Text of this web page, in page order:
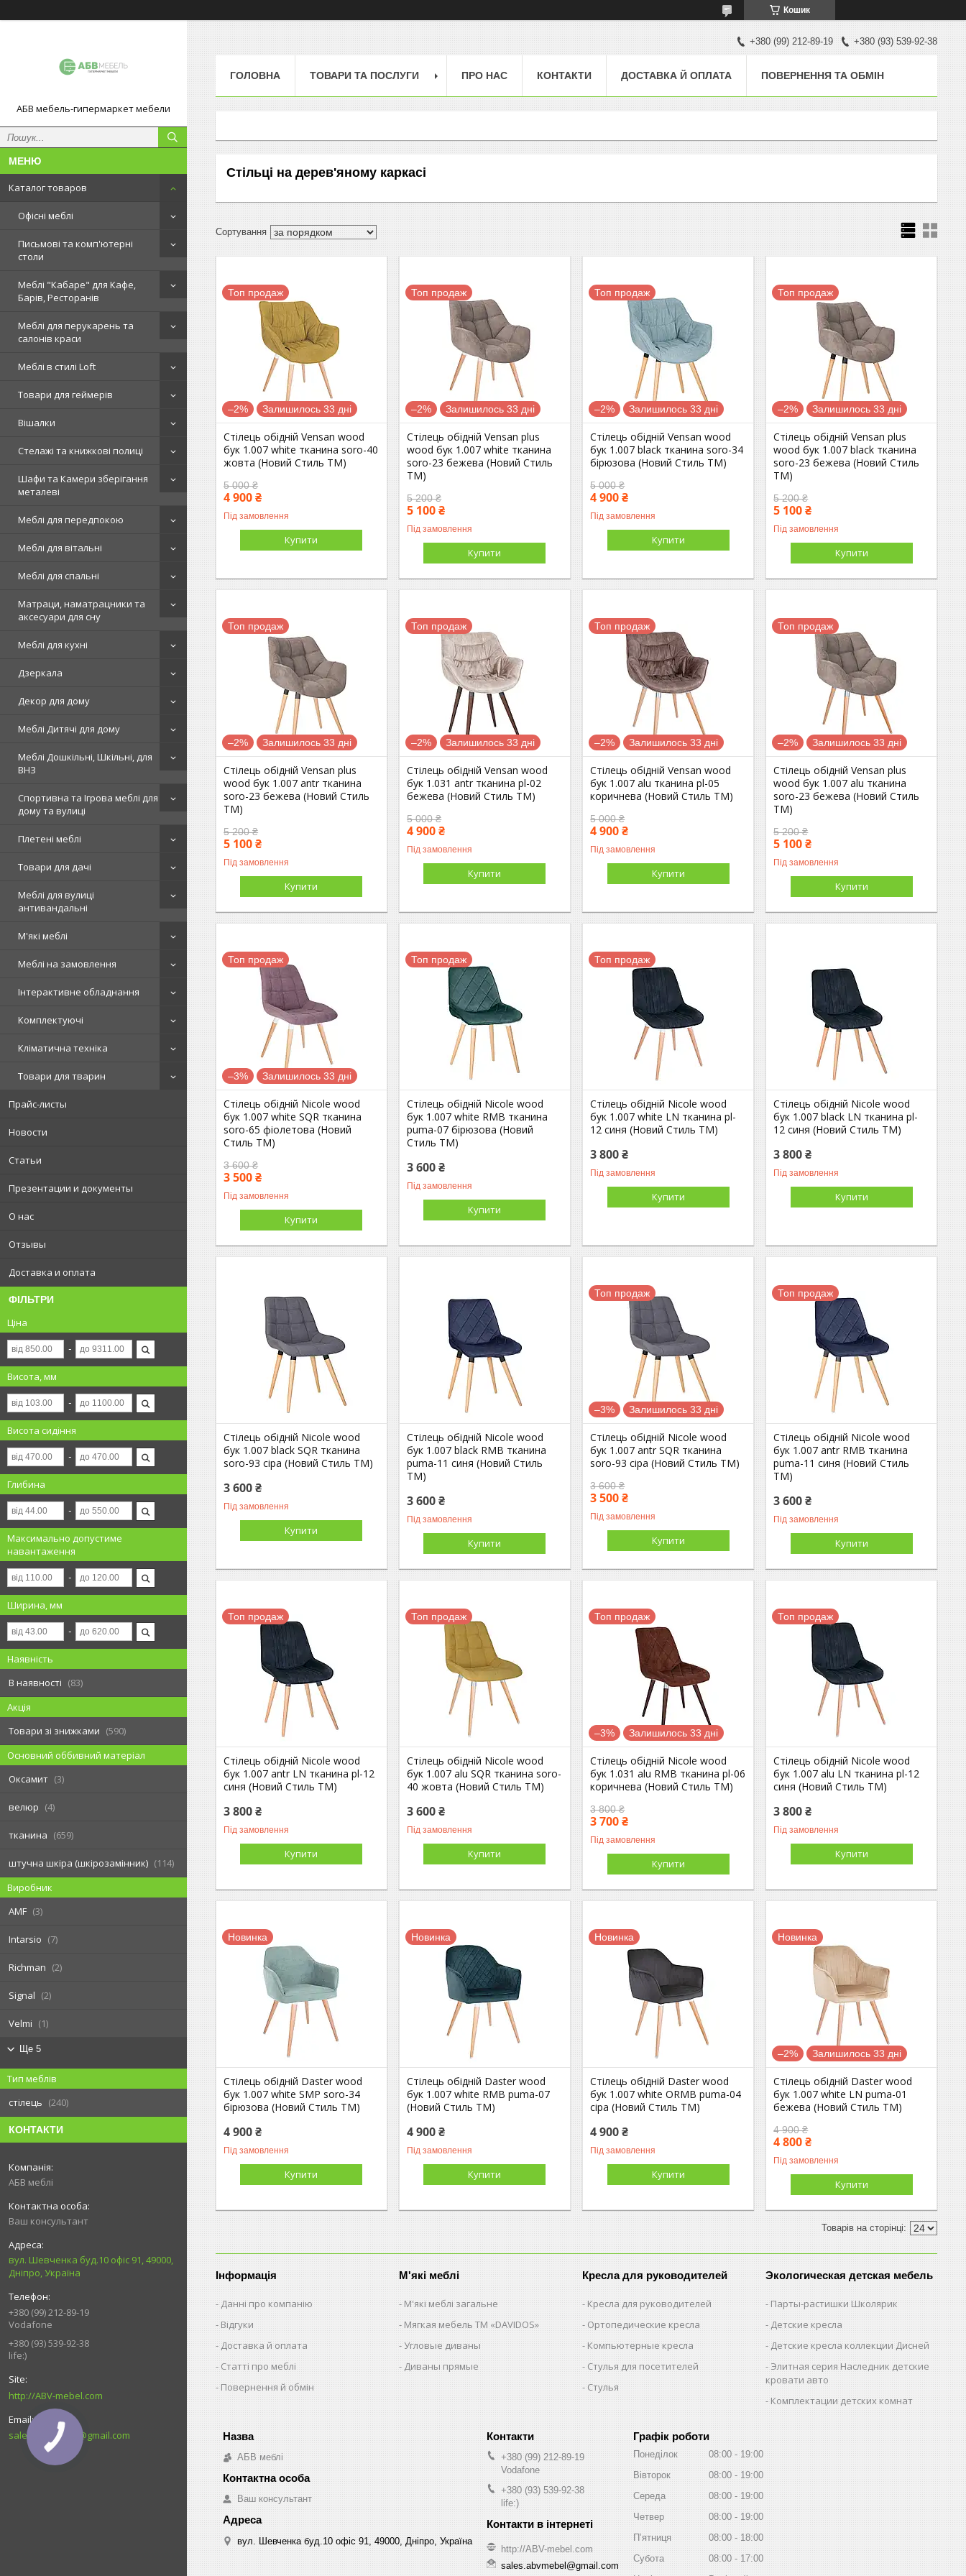
Кошик
АБВ мебель-гипермаркет мебели
Каталог товаров
Офісні меблі
Письмові та комп'ютерні
столи
Меблі "Кабаре" для Кафе,
Барів, Ресторанів
Меблі для перукарень та
салонів краси
Меблі в стилі Loft
Товари для геймерів
Вішалки
Стелажі та книжкові полиці
Шафи та Камери зберігання
металеві
Меблі для передпокою
Меблі для вітальні
Меблі для спальні
Матраци, наматрацники та
аксесуари для сну
Меблі для кухні
Дзеркала
Декор для дому
Меблі Дитячі для дому
Меблі Дошкільні, Шкільні, для
ВНЗ
Спортивна та Ігрова меблі для
дому та вулиці
Плетені меблі
Товари для дачі
Меблі для вулиці
антивандальні
М'які меблі
Меблі на замовлення
Інтерактивне обладнання
Комплектуючі
Кліматична техніка
Товари для тварин
Прайс-листы
Новости
Статьи
Презентации и документы
О нас
Отзывы
Доставка и оплата
ФІЛЬТРИ
Ціна
Висота, мм
Висота сидіння
Глибина
Максимально допустиме
навантаження
Ширина, мм
Наявність
В наявності
83
Акція
Товари зі знижками
590
Основний оббивний матеріал
Оксамит
3
велюр 4
тканина 659
штучна шкіра (шкірозамінник)
114
Виробник
AMF
3
Intarsio 7
Richman 2
Signal 2
Velmi 1
Ще 5
Тип меблів
стілець
240
КОНТАКТИ
АБВ меблі
Ваш консультант
вул. Шевченка буд.10 офіс 91, 49000,
Дніпро, Україна
+380 (99) 212-89-19
Vodafone
+380 (93) 539-92-38
life:)
http://ABV-mebel.com
sales.abvmebel@gmail.com
+380 (99) 212-89-19 +380 (93) 539-92-38
ГОЛОВНА ТОВАРИ ТА ПОСЛУГИ ПРО НАС КОНТАКТИ ДОСТАВКА Й ОПЛАТА ПОВЕРНЕННЯ ТА ОБМІН
Стільці на дерев'яному каркасі
Топ продаж
–2% Залишилось 33 дні
Стілець обідній Vensan wood
бук 1.007 white тканина soro-40
жовта (Новий Стиль ТМ)
5 000 ₴
4 900 ₴
Під замовлення
Купити
Топ продаж
–2% Залишилось 33 дні
Стілець обідній Vensan plus
wood бук 1.007 white тканина
soro-23 бежева (Новий Стиль
ТМ)
5 200 ₴
5 100 ₴
Під замовлення
Купити
Топ продаж
–2% Залишилось 33 дні
Стілець обідній Vensan wood
бук 1.007 black тканина soro-34
бірюзова (Новий Стиль ТМ)
5 000 ₴
4 900 ₴
Під замовлення
Купити
Топ продаж
–2% Залишилось 33 дні
Стілець обідній Vensan plus
wood бук 1.007 black тканина
soro-23 бежева (Новий Стиль
ТМ)
5 200 ₴
5 100 ₴
Під замовлення
Купити
Топ продаж
–2% Залишилось 33 дні
Стілець обідній Vensan plus
wood бук 1.007 antr тканина
soro-23 бежева (Новий Стиль
ТМ)
5 200 ₴
5 100 ₴
Під замовлення
Купити
Топ продаж
–2% Залишилось 33 дні
Стілець обідній Vensan wood
бук 1.031 antr тканина pl-02
бежева (Новий Стиль ТМ)
5 000 ₴
4 900 ₴
Під замовлення
Купити
Топ продаж
–2% Залишилось 33 дні
Стілець обідній Vensan wood
бук 1.007 alu тканина pl-05
коричнева (Новий Стиль ТМ)
5 000 ₴
4 900 ₴
Під замовлення
Купити
Топ продаж
–2% Залишилось 33 дні
Стілець обідній Vensan plus
wood бук 1.007 alu тканина
soro-23 бежева (Новий Стиль
ТМ)
5 200 ₴
5 100 ₴
Під замовлення
Купити
Топ продаж
–3% Залишилось 33 дні
Стілець обідній Nicole wood
бук 1.007 white SQR тканина
soro-65 фіолетова (Новий
Стиль ТМ)
3 600 ₴
3 500 ₴
Під замовлення
Купити
Топ продаж
Стілець обідній Nicole wood
бук 1.007 white RMB тканина
puma-07 бірюзова (Новий
Стиль ТМ)
3 600 ₴
Під замовлення
Купити
Топ продаж
Стілець обідній Nicole wood
бук 1.007 white LN тканина pl-
12 синя (Новий Стиль ТМ)
3 800 ₴
Під замовлення
Купити
Стілець обідній Nicole wood
бук 1.007 black LN тканина pl-
12 синя (Новий Стиль ТМ)
3 800 ₴
Під замовлення
Купити
Стілець обідній Nicole wood
бук 1.007 black SQR тканина
soro-93 сіра (Новий Стиль ТМ)
3 600 ₴
Під замовлення
Купити
Стілець обідній Nicole wood
бук 1.007 black RMB тканина
puma-11 синя (Новий Стиль
ТМ)
3 600 ₴
Під замовлення
Купити
Топ продаж
–3% Залишилось 33 дні
Стілець обідній Nicole wood
бук 1.007 antr SQR тканина
soro-93 сіра (Новий Стиль ТМ)
3 600 ₴
3 500 ₴
Під замовлення
Купити
Топ продаж
Стілець обідній Nicole wood
бук 1.007 antr RMB тканина
puma-11 синя (Новий Стиль
ТМ)
3 600 ₴
Під замовлення
Купити
Топ продаж
Стілець обідній Nicole wood
бук 1.007 antr LN тканина pl-12
синя (Новий Стиль ТМ)
3 800 ₴
Під замовлення
Купити
Топ продаж
Стілець обідній Nicole wood
бук 1.007 alu SQR тканина soro-
40 жовта (Новий Стиль ТМ)
3 600 ₴
Під замовлення
Купити
Топ продаж
–3% Залишилось 33 дні
Стілець обідній Nicole wood
бук 1.031 alu RMB тканина pl-06
коричнева (Новий Стиль ТМ)
3 800 ₴
3 700 ₴
Під замовлення
Купити
Топ продаж
Стілець обідній Nicole wood
бук 1.007 alu LN тканина pl-12
синя (Новий Стиль ТМ)
3 800 ₴
Під замовлення
Купити
Новинка
Стілець обідній Daster wood
бук 1.007 white SMP soro-34
бірюзова (Новий Стиль ТМ)
4 900 ₴
Під замовлення
Купити
Новинка
Стілець обідній Daster wood
бук 1.007 white RMB puma-07
(Новий Стиль ТМ)
4 900 ₴
Під замовлення
Купити
Новинка
Стілець обідній Daster wood
бук 1.007 white ORMB puma-04
сіра (Новий Стиль ТМ)
4 900 ₴
Під замовлення
Купити
Новинка
–2% Залишилось 33 дні
Стілець обідній Daster wood
бук 1.007 white LN puma-01
бежева (Новий Стиль ТМ)
4 900 ₴
4 800 ₴
Під замовлення
Купити
Інформація
Данні про компанію
Відгуки
Доставка й оплата
Статті про меблі
Повернення й обмін
М'які меблі
М'які меблі загальне
Мягкая мебель ТМ «DAVIDOS»
Угловые диваны
Диваны прямые
Кресла для руководителей
Кресла для руководителей
Ортопедические кресла
Компьютерные кресла
Стулья для посетителей
Стулья
Экологическая детская мебель
Парты-растишки Школярик
Детские кресла
Детские кресла коллекции Дисней
Элитная серия Наследник детские
кровати авто
Комплектации детских комнат
АБВ меблі
Ваш консультант
вул. Шевченка буд.10 офіс 91, 49000, Дніпро, Україна
+380 (99) 212-89-19
Vodafone
+380 (93) 539-92-38
life:)
http://ABV-mebel.com
sales.abvmebel@gmail.com
Графік роботи
Понеділок 08:00
19:00
Вівторок
08:00
19:00
Середа
08:00
19:00
Четвер
08:00
19:00
Пʼятниця
08:00
18:00
Субота
08:00
17:00